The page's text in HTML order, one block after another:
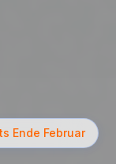
Ende Februar